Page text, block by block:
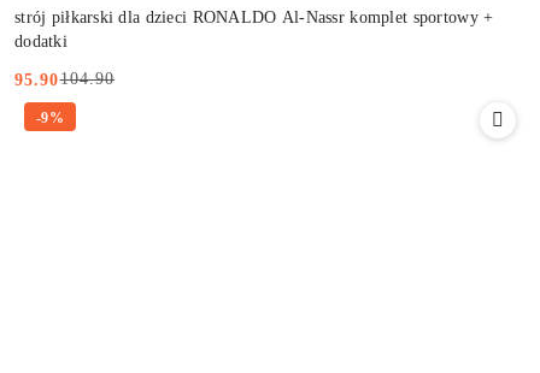
strój piłkarski dla dzieci RONALDO Al-Nassr komplet sportowy +
dodatki
Cena
promocyjna:
95.90
Cena
przed
104.90
-9%